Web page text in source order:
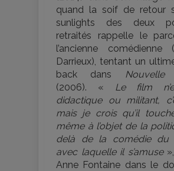
quand la soif de retour
sunlights des deux
retraités rappelle le
l’ancienne comédienne
Darrieux), tentant un
back dans
Nouvelle
(2006). «
Le film
didactique ou militant,
mais je crois qu’il
même à l’objet de la
delà de la comédie du
avec laquelle il s’amuse
Anne Fontaine dans le